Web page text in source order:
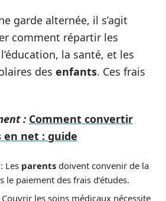
garde alternée, il s’agit
comment répartir les
la santé, et les
des enfants. Ces frais
: Comment convertir
en net : guide
: Les parents doivent convenir de la
le paiement des frais d’études.
Couvrir les soins médicaux nécessite